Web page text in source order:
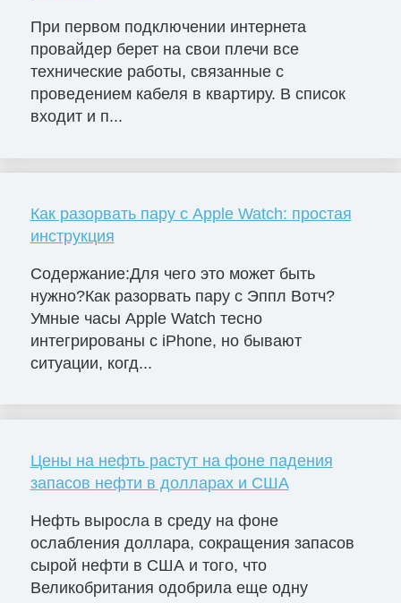
При первом подключении интернета
провайдер берет на свои плечи все
технические работы, связанные с
проведением кабеля в квартиру. В список
входит и п...
Как разорвать пару с Apple Watch: простая
инструкция
Содержание:Для чего это может быть
нужно?Как разорвать пару с Эппл Вотч?
Умные часы Apple Watch тесно
интегрированы с iPhone, но бывают
ситуации, когд...
Цены на нефть растут на фоне падения
запасов нефти в долларах и США
Нефть выросла в среду на фоне
ослабления доллара, сокращения запасов
сырой нефти в США и того, что
Великобритания одобрила еще одну